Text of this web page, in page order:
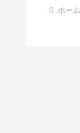
ホーム